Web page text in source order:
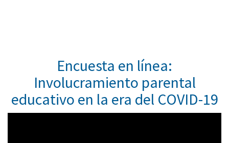
Encuesta en línea:
Involucramiento parental
educativo en la era del COVID-19